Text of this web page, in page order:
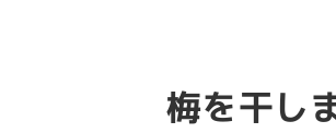
梅を干し